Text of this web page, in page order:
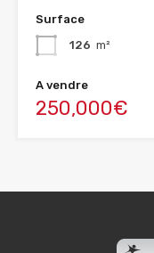
Surface
126 m²
A vendre
250,000€